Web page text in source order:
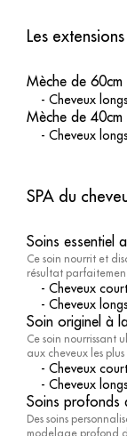
Les extensions
Mèche de 60cm
- Cheveux longs
Mèche de 40cm
- Cheveux longs
SPA du
Soins essentiel
Ce soin nourrit et
résultat parfaitement
- Cheveux
- Cheveux longs
Soin originel à
Ce soin nourrissant
aux cheveux les plus
- Cheveux
- Cheveux longs
Soins profonds
Des soins
modelage profond